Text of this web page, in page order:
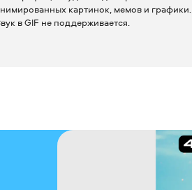
картинок, мемов и графики.
в GIF не поддерживается.